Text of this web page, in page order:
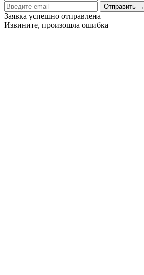
Отправить →
Заявка успешно отправлена
Извините, произошла ошибка